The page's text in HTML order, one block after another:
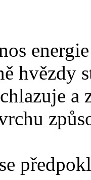
hvězdy
a